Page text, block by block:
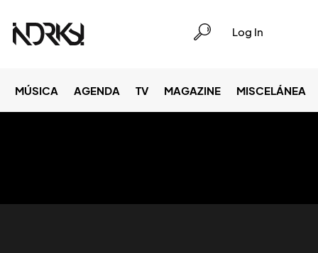
Log In
MÚSICA AGENDA TV MAGAZINE MISCELÁNEA